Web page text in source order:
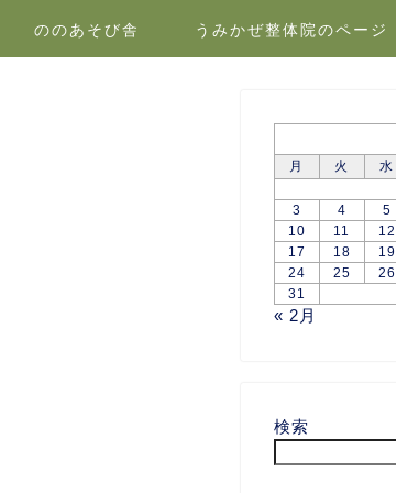
ののあそび舎 うみかぜ整体院のページ
月
火 水
3
4 5
10
11 12
17
18 19
24
25 26
31
« 2月
検索